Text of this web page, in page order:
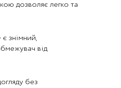
дозволяє легко та
знімний,
від
без